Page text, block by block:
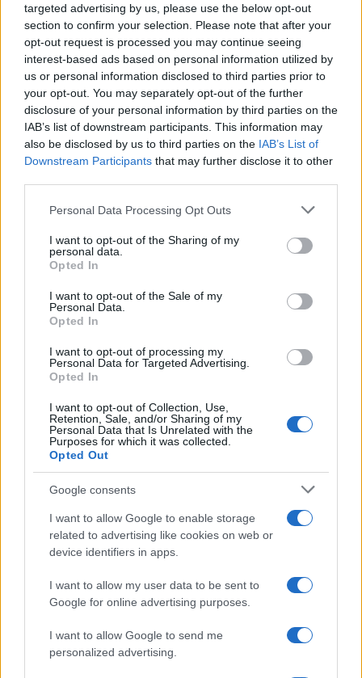
targeted advertising by us, please use the below opt-out
section to confirm your selection. Please note that after your
opt-out request is processed you may continue seeing
interest-based ads based on personal information utilized by
us or personal information disclosed to third parties prior to
your opt-out. You may separately opt-out of the further
disclosure of your personal information by third parties on the
IAB’s list of downstream participants. This information may
also be disclosed by us to third parties on the IAB’s List of
Downstream Participants that may further disclose it to other
Please note that this website/app uses one or more Google
not limited to your visit or usage behaviour. You may click to
grant or deny consent to Google and its third-party tags to
use your data for below specified purposes in below Google
consent section.
Personal Data Processing Opt Outs
I want to opt-out of the Sharing of my
personal data.
Opted In
I want to opt-out of the Sale of my
Personal Data.
Opted In
I want to opt-out of processing my
Personal Data for Targeted Advertising.
Opted In
I want to opt-out of Collection, Use,
Retention, Sale, and/or Sharing of my
Personal Data that Is Unrelated with the
Purposes for which it was collected.
Opted Out
Google consents
I want to allow Google to enable storage
related to advertising like cookies on web or
device identifiers in apps.
I want to allow my user data to be sent to
Google for online advertising purposes.
I want to allow Google to send me
personalized advertising.
– Passeggiate giornaliere, anche brevi, per
muoversi e cambiare aria.
Perché è utile organizzarsi
Un recupero ben accompagnato non riguarda solo
la guarigione del corpo: influenza anche il legame
con il bambino e la serenità di tutta la famiglia.
Controlli ostetrici tempestivi, un sostegno emotivo
concreto e una suddivisione pratica dei compiti
sono tre elementi che insieme fanno la differenza
Perché è utile organizzarsi
Un recupero ben accompagnato non riguarda solo
la guarigione del corpo: influenza anche il legame
Controlli ostetrici tempestivi, un sostegno emotivo
concreto e una suddivisione pratica dei compiti
sono tre elementi che insieme fanno la differenza
nelle prime settimane.1
AUTORE
AiAdhubMedia